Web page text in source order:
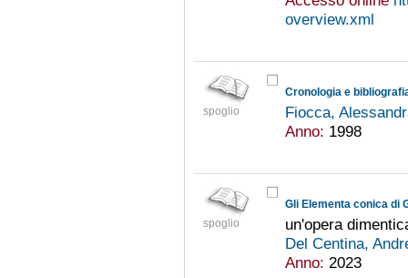
overview.xml
spoglio
Cronologia e
Fiocca,
Anno: 1998
spoglio
Gli Elementa conica di
un'opera
Del Centina,
Anno: 2023